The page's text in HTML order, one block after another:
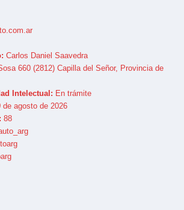
Carlos Daniel Saavedra
660 (2812) Capilla del Señor, Provincia de
Intelectual: En trámite
de agosto de 2026
88